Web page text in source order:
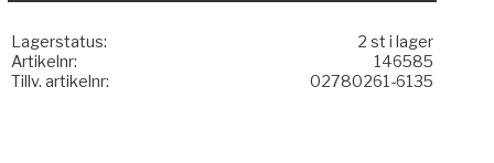
Lagerstatus
2 st i lager
Artikelnr
146585
Tillv. artikelnr
02780261-6135